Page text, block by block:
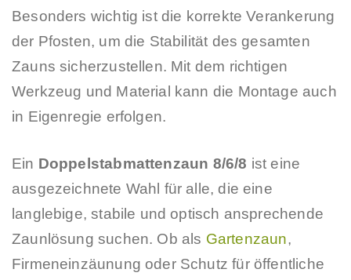
Besonders wichtig ist die korrekte Verankerung
der Pfosten, um die Stabilität des gesamten
Zauns sicherzustellen. Mit dem richtigen
Werkzeug und Material kann die Montage auch
in Eigenregie erfolgen.
Ein Doppelstabmattenzaun 8/6/8 ist eine
ausgezeichnete Wahl für alle, die eine
langlebige, stabile und optisch ansprechende
Zaunlösung suchen. Ob als Gartenzaun,
Firmeneinzäunung oder Schutz für öffentliche